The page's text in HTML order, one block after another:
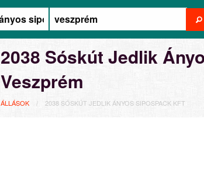
2038 Sóskút Jedlik
Veszprém
ÁLLÁSOK 2038 SÓSKÚT JEDLIK ÁNYOS SIPOSPACK KFT